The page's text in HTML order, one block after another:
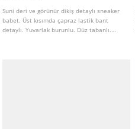
Suni deri ve görünür dikiş detaylı sneaker
babet. Üst kısımda çapraz lastik bant
detaylı. Yuvarlak burunlu. Düz tabanlı.